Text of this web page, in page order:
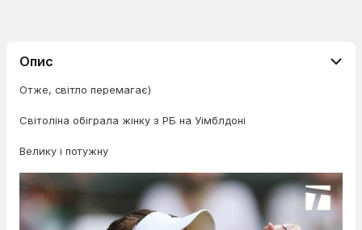
Опис
Отже, світло перемагає)
Світоліна обіграла жінку з РБ на Уімблдоні
Велику і потужну